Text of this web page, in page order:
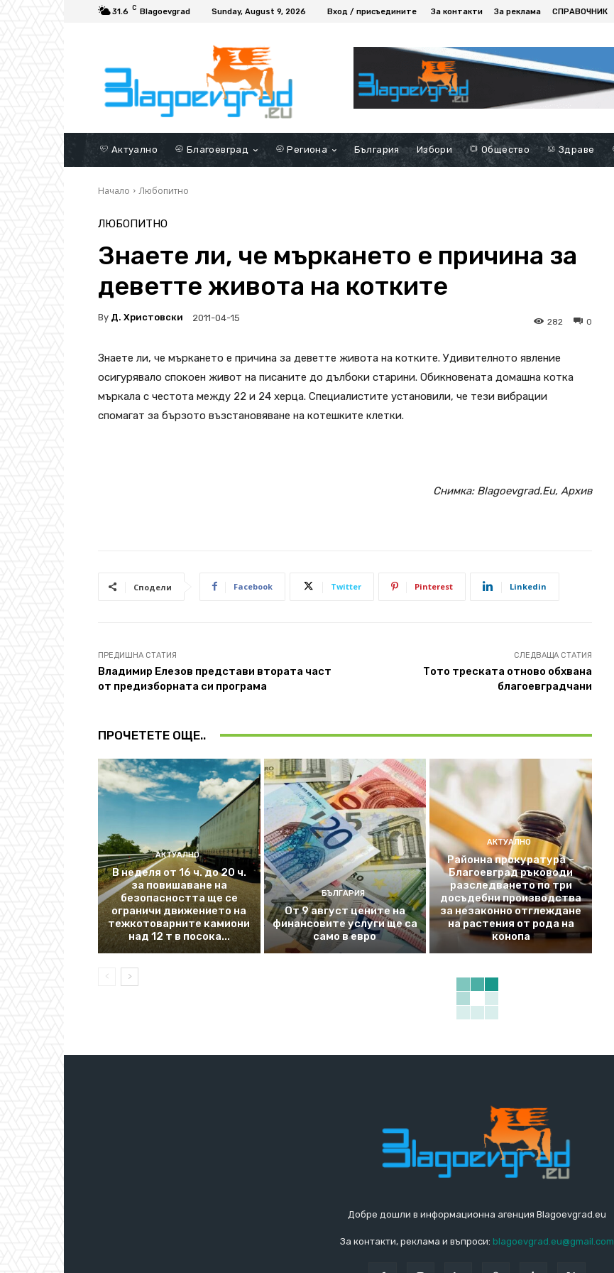
31.6 C Blagoevgrad Sunday, August 9, 2026 Вход / присъедините За контакти За реклама СПРАВОЧНИК
Актуално Благоевград Региона България Избори Общество Здраве
Начало Любопитно
ЛЮБОПИТНО
Знаете ли, че мъркането е причина за
деветте живота на котките
By Д. Христовски 2011-04-15 0
282
Знаете ли, че мъркането е причина за деветте живота на котките. Удивителното явление
осигурявало спокоен живот на писаните до дълбоки старини. Обикновената домашна котка
мъркала с честота между 22 и 24 херца. Специалистите установили, че тези вибрации
спомагат за бързото възстановяване на котешките клетки.
Снимка: Blagoevgrad.Eu, Архив
Сподели Facebook Twitter Pinterest Linkedin
ПРЕДИШНА СТАТИЯ
Владимир Елезов представи втората част
от предизборната си програма
СЛЕДВАЩА СТАТИЯ
Тото треската отново обхвана
благоевградчани
ПРОЧЕТЕТЕ ОЩЕ..
АКТУАЛНО
В неделя от 16 ч. до 20 ч.
за повишаване на
безопасността ще се
ограничи движението на
тежкотоварните камиони
над 12 т в посока...
БЪЛГАРИЯ
От 9 август цените на
финансовите услуги ще са
само в евро
АКТУАЛНО
Районна прокуратура –
Благоевград ръководи
разследването по три
досъдебни производства
за незаконно отглеждане
на растения от рода на
конопа
Добре дошли в информационна агенция Blagoevgrad.eu
За контакти, реклама и въпроси: blagoevgrad.eu@gmail.com